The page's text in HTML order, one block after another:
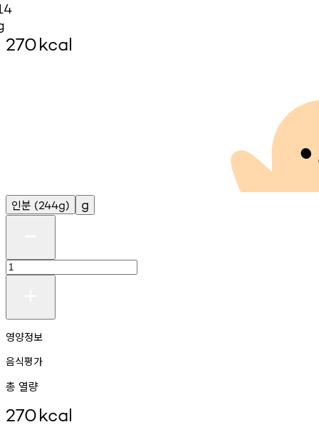
270kcal
인분 (244g) g
영양정보
음식평가
총 열량
270kcal